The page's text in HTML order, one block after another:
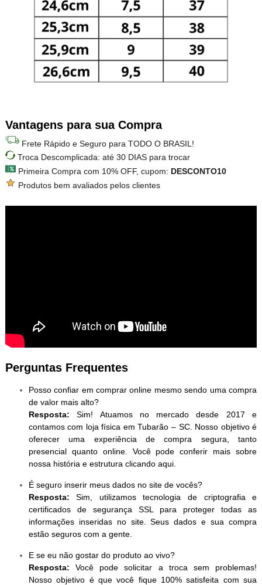
Vantagens para sua Compra
Frete Rápido e Seguro para TODO O BRASIL!
Troca Descomplicada: até 30 DIAS para trocar
Primeira Compra com 10% OFF, cupom: DESCONTO10
Produtos bem avaliados pelos clientes
Perguntas Frequentes
Posso confiar em comprar online mesmo sendo uma compra
de valor mais alto?
Resposta: Sim! Atuamos no mercado desde 2017 e
contamos com loja física em Tubarão – SC. Nosso objetivo é
oferecer uma experiência de compra segura, tanto
presencial quanto online. Você pode conferir mais sobre
nossa história e estrutura clicando aqui.
É seguro inserir meus dados no site de vocês?
Resposta: Sim, utilizamos tecnologia de criptografia e
certificados de segurança SSL para proteger todas as
informações inseridas no site. Seus dados e sua compra
estão seguros com a gente.
E se eu não gostar do produto ao vivo?
Resposta: Você pode solicitar a troca sem problemas!
Nosso objetivo é que você fique 100% satisfeita com sua